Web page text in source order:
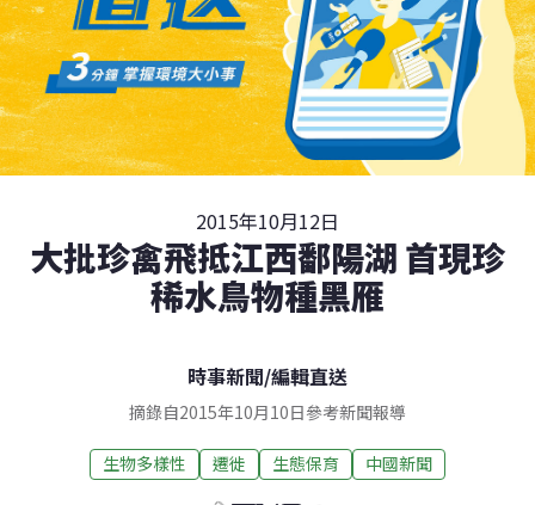
2015年10月12日
大批珍禽飛抵江西鄱陽湖 首現珍
稀水鳥物種黑雁
時事新聞/編輯直送
摘錄自2015年10月10日參考新聞報導
生物多樣性 遷徙 生態保育 中國新聞